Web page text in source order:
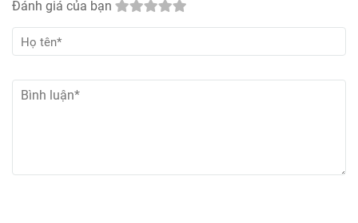
Đánh giá của bạn